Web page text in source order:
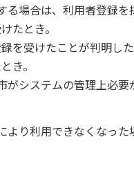
場合は、利用者登録を
たとき。
を受けたことが判明した
き。
システムの管理上必要
り利用できなくなっ